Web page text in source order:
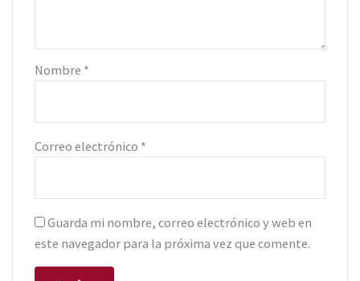
Nombre *
Correo electrónico *
Guarda mi nombre, correo electrónico y web en
este navegador para la próxima vez que comente.